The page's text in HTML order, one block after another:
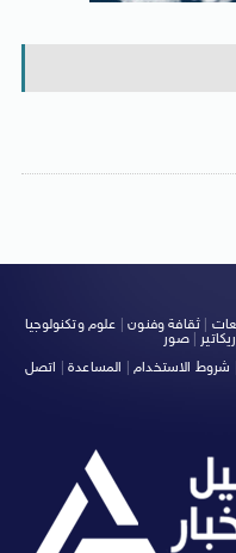
ثقافة وفنون| علوم وتكنولوجيا
|صور
شروط الاستخدام المساعدة
اتصل